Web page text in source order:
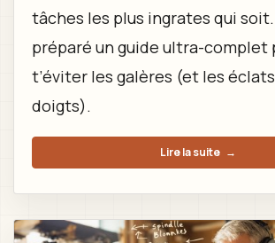
tâches les plus ingrates qui soit.
préparé un guide ultra-complet
t’éviter les galères (et les
doigts).
Lire la suite →